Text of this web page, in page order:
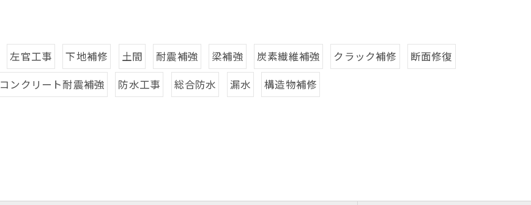
左官工事 下地補修 土間 耐震補強 梁補強 炭素繊維補強 クラック補修
断面修復
コンクリート耐震補強 防水工事 総合防水 漏水 構造物補修